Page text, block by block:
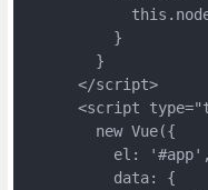
          }
        }
      </script>
<script
        new Vue({
          el: '#app',
          data: {